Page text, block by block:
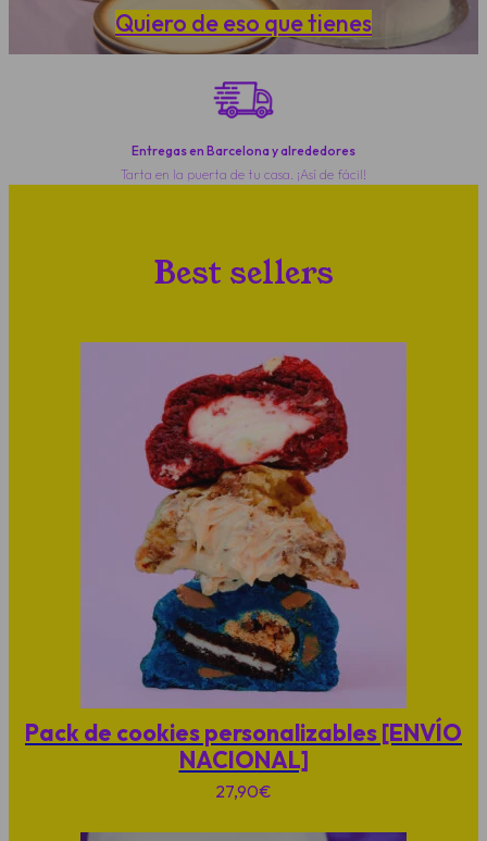
Quiero de eso que tienes
Entregas en Barcelona y alrededores
Tarta en la puerta de tu casa. ¡Así de fácil!
Best sellers
Pack de cookies personalizables [ENVÍO
NACIONAL]
27,90€